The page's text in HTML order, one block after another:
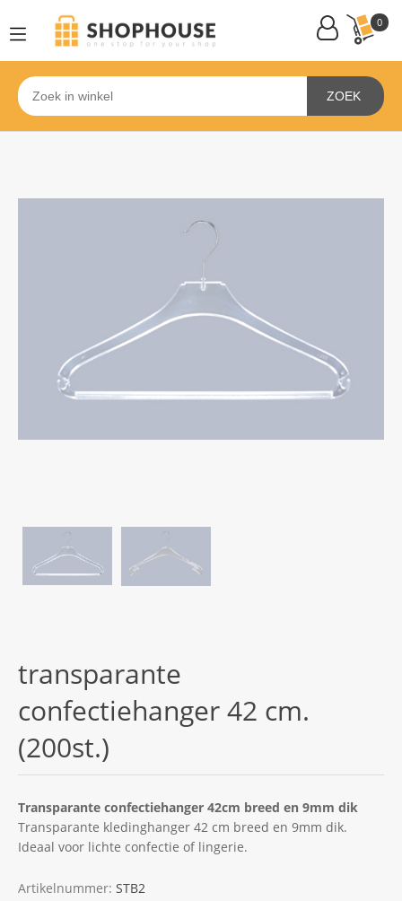
0
ZOEK
transparante
confectiehanger 42 cm.
(200st.)
Transparante confectiehanger 42cm breed en 9mm dik
Transparante kledinghanger 42 cm breed en 9mm dik.
Ideaal voor lichte confectie of lingerie.
Artikelnummer: STB2